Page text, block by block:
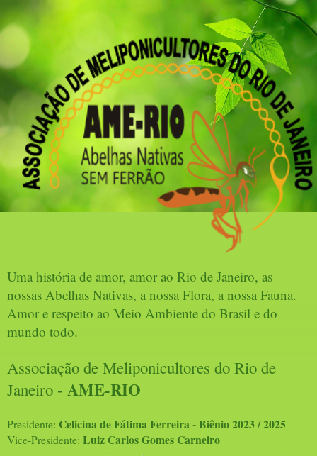
Uma história de amor, amor ao Rio de Janeiro, as
nossas Abelhas Nativas, a nossa Flora, a nossa Fauna.
Amor e respeito ao Meio Ambiente do Brasil e do
mundo todo.
Associação de Meliponicultores do Rio de
Janeiro - AME-RIO
Presidente: Celicina de Fátima Ferreira - Biênio 2023 / 2025
Vice-Presidente: Luiz Carlos Gomes Carneiro